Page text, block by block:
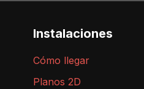
Instalaciones
Cómo llegar
Planos 2D